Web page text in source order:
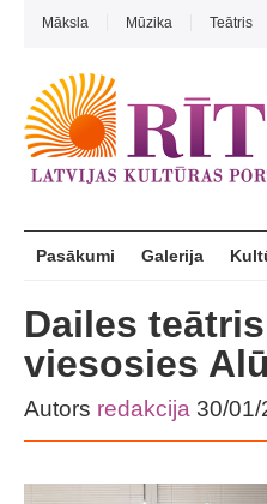
Māksla Mūzika Teātris
Pasākumi Galerija
Dailes
viesosies
Autors redakcija 30/01/